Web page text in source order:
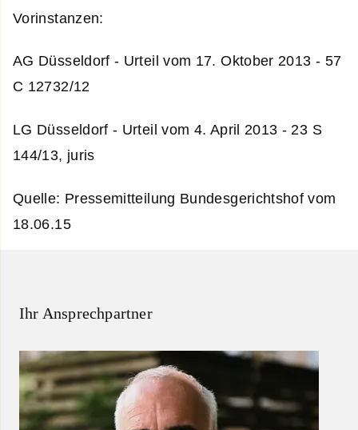
Vorinstanzen:
AG Düsseldorf - Urteil vom 17. Oktober 2013 - 57
C 12732/12
LG Düsseldorf - Urteil vom 4. April 2013 - 23 S
144/13, juris
Quelle: Pressemitteilung Bundesgerichtshof vom
18.06.15
Ihr Ansprechpartner